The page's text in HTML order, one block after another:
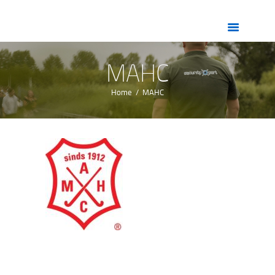
MAHC
Home MAHC
DIENSTEN
ZORG
VACATURES
CONTACT